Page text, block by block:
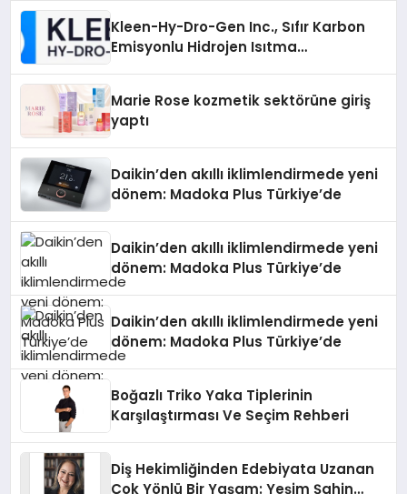
Kleen-Hy-Dro-Gen Inc., Sıfır Karbon
Emisyonlu Hidrojen Isıtma
Marie Rose kozmetik sektörüne giriş
yaptı
Daikin’den akıllı iklimlendirmede yeni
dönem: Madoka Plus Türkiye’de
Daikin’den akıllı iklimlendirmede yeni
dönem: Madoka Plus Türkiye’de
Daikin’den akıllı iklimlendirmede yeni
dönem: Madoka Plus Türkiye’de
Boğazlı Triko Yaka Tiplerinin
Karşılaştırması Ve Seçim Rehberi
Diş Hekimliğinden Edebiyata Uzanan
Çok Yönlü Bir Yaşam: Yeşim Şahin